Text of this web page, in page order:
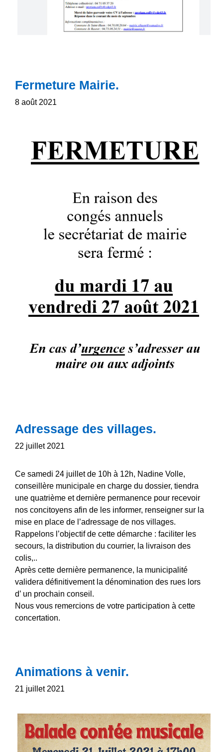
Fermeture Mairie.
8 août 2021
Adressage des villages.
22 juillet 2021
Ce samedi 24 juillet de 10h à 12h, Nadine Volle,
conseillère municipale en charge du dossier, tiendra
une quatrième et dernière permanence pour recevoir
nos concitoyens afin de les informer, renseigner sur la
mise en place de l’adressage de nos villages.
Rappelons l’objectif de cette démarche : faciliter les
secours, la distribution du courrier, la livraison des
colis,..
Après cette dernière permanence, la municipalité
validera définitivement la dénomination des rues lors
d’ un prochain conseil.
Nous vous remercions de votre participation à cette
concertation.
Animations à venir.
21 juillet 2021